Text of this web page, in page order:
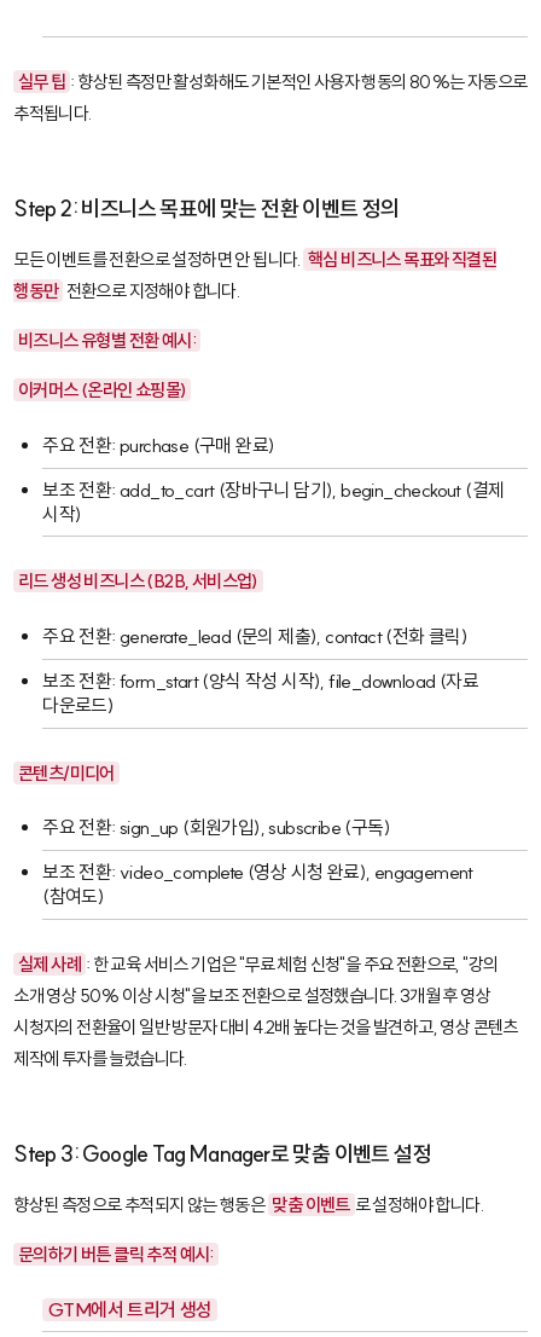
실무 팁 : 향상된 측정만 활성화해도 기본적인 사용자 행동의 80%는 자동으로
추적됩니다.
Step 2: 비즈니스 목표에 맞는 전환 이벤트 정의
모든 이벤트를 전환으로 설정하면 안 됩니다. 핵심 비즈니스 목표와 직결된
행동만 전환으로 지정해야 합니다.
비즈니스 유형별 전환 예시:
이커머스 (온라인 쇼핑몰)
주요 전환:purchase (구매 완료)
보조 전환:add_to_cart(장바구니 담기),begin_checkout(결제
시작)
리드 생성 비즈니스 (B2B, 서비스업)
주요 전환:generate_lead (문의 제출),contact(전화 클릭)
보조 전환:form_start(양식 작성 시작),file_download (자료
다운로드)
콘텐츠/미디어
주요 전환:sign_up (회원가입),subscribe (구독)
보조 전환: video_complete (영상 시청 완료), engagement
(참여도)
실제 사례 : 한 교육 서비스 기업은 "무료 체험 신청"을 주요 전환으로, "강의
소개 영상 50% 이상 시청"을 보조 전환으로 설정했습니다. 3개월 후 영상
시청자의 전환율이 일반 방문자 대비 4.2배 높다는 것을 발견하고, 영상 콘텐츠
제작에 투자를 늘렸습니다.
Step 3: Google Tag Manager로 맞춤 이벤트 설정
향상된 측정으로 추적되지 않는 행동은 맞춤 이벤트 로 설정해야 합니다.
문의하기 버튼 클릭 추적 예시:
GTM에서 트리거 생성